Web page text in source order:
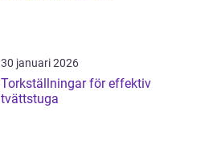
30 januari 2026
Torkställningar för effektiv
tvättstuga